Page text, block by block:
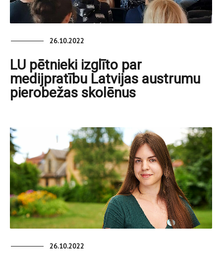
26.10.2022
LU pētnieki izglīto par
medijpratību Latvijas austrumu
pierobežas skolēnus
26.10.2022